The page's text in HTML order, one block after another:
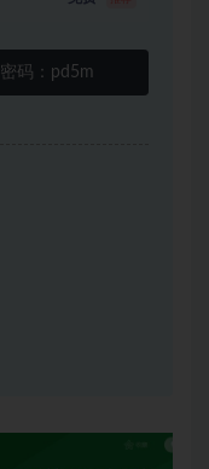
密码： pd5m